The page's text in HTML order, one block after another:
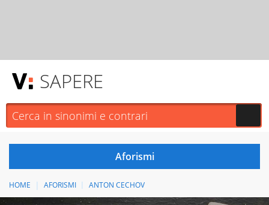
SAPERE
HOME AFORISMI ANTON CECHOV